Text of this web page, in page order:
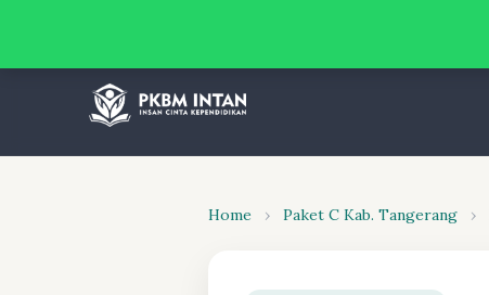
Home › Paket C Kab. Tangerang ›